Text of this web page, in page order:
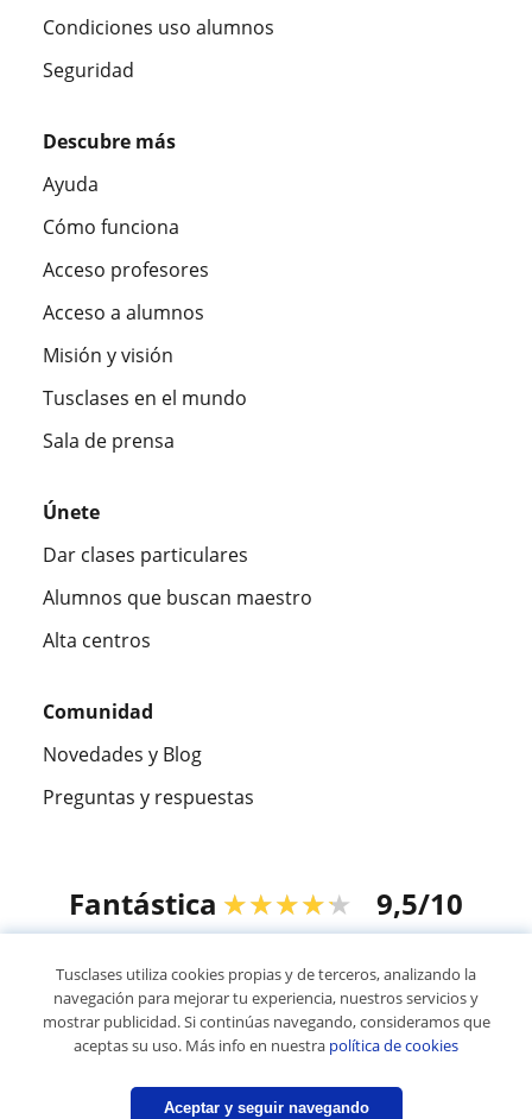
Condiciones uso alumnos
Seguridad
Descubre más
Ayuda
Cómo funciona
Acceso profesores
Acceso a alumnos
Misión y visión
Tusclases en el mundo
Sala de prensa
Únete
Dar clases particulares
Alumnos que buscan maestro
Alta centros
Comunidad
Novedades y Blog
Preguntas y respuestas
Fantástica ★★★★★ 9,5/10
© 2007 - 2026 Tusclases.mx
Mapa web:Profesores particulares
Tusclases utiliza cookies propias y de terceros, analizando la
navegación para mejorar tu experiencia, nuestros servicios y
mostrar publicidad. Si continúas navegando, consideramos que
aceptas su uso. Más info en nuestra política de cookies
Aceptar y seguir navegando